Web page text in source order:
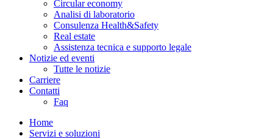
Circular economy
Analisi di laboratorio
Consulenza Health&Safety
Real estate
Assistenza tecnica e supporto legale
Notizie ed eventi
Tutte le notizie
Carriere
Contatti
Faq
Home
Servizi e soluzioni